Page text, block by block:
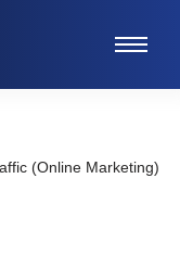
(Online Marketing)